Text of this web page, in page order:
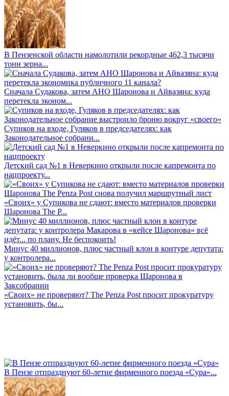
В Пензенской области намолотили рекордные 462,3 тысячи
тонн зерна...
Сначала Судакова, затем АНО Шаронова и Айвазяна: куда
перетекла эконом...
Супиков на входе, Гуляков в председателях: как
Законодательное собрани...
Детский сад №1 в Неверкино открыли после капремонта по
нацпроекту...
«Своих» у Супикова не сдают: вместо материалов проверки
Шаронова The P...
Минус 40 миллионов, плюс частный клон в контуре депутата:
у контролера...
«Своих» не проверяют? The Penza Post просит прокуратуру
установить, бы...
В Пензе отпразднуют 60-летие фирменного поезда «Сура»...